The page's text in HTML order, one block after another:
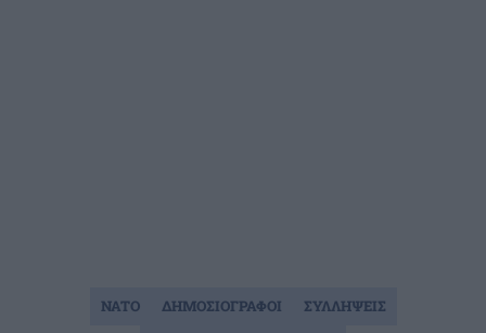
NATO ΔΗΜΟΣΙΟΓΡΑΦΟΙ
ΣΥΛΛΗΨΕΙΣ